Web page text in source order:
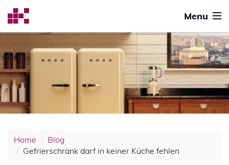
Menu
Home
Blog
Gefrierschrank darf in keiner Küche fehlen